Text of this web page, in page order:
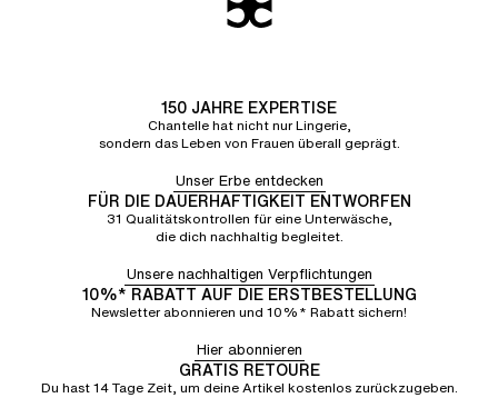
150 JAHRE EXPERTISE
Chantelle hat nicht nur Lingerie,
sondern das Leben von Frauen überall geprägt.
Unser Erbe entdecken
FÜR DIE DAUERHAFTIGKEIT ENTWORFEN
31 Qualitätskontrollen für eine Unterwäsche,
die dich nachhaltig begleitet.
Unsere nachhaltigen Verpflichtungen
10%* RABATT AUF DIE ERSTBESTELLUNG
Newsletter abonnieren und 10%* Rabatt sichern!
Hier abonnieren
GRATIS RETOURE
Du hast 14 Tage Zeit, um deine Artikel kostenlos zurückzugeben.